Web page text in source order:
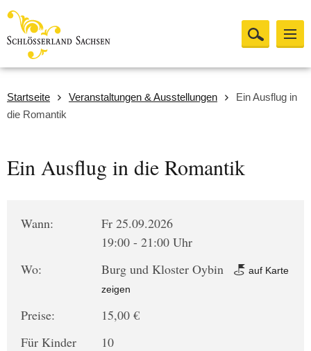
Startseite Veranstaltungen & Ausstellungen
Ein Ausflug in
die Romantik
Ein Ausflug in die Romantik
Wann:
Fr 25.09.2026
19:00 - 21:00 Uhr
Wo:
Burg und Kloster Oybin
auf Karte
zeigen
Preise:
15,00 €
Für Kinder
10